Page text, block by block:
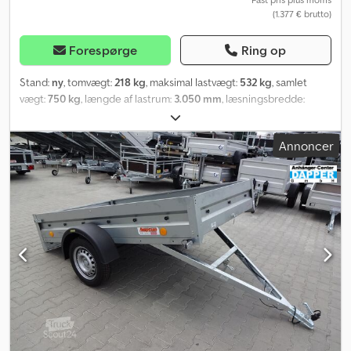
(1.377 € brutto)
Forespørge Ring op
Stand: ny, tomvægt: 218 kg, maksimal lastvægt: 532 kg, samlet
vægt:750 kg , længde af lastrum: 3.050 mm , læsningsbredde:
100 mm
farve:anden, bygningshøjde:900 mm, arbejdsbredde:2.150 mm,
Producent: Neptun, Type: Multitiltrækker GN152, N7-305, multi.
Tilladt totalvægt: 750 kg, nyttelast: 532 kg, egenvægt: 218 kg, kasse
mål: 3050 x 1660 x 100 mm, dæk: 155 70 R13 74N, lastehøjde: 450
mm, vippelastflade. - Høj strukturel styrke takket være fuldsvejset
ramme, koldbøjede sidepaneler i U-profilrammen og 5
tværbjælker. - Vippelastflade gør det lettere at læsse og losse. -
Forstærket trækstang, enkelthjulsaffjedring og
akselkautschukelementer sikrer sikker og stabil kørsel. -
Platformen på 305 multi-modellen har sideplacerede baglygter, så
det transporterede køretøj kan læsses direkte, når platformen
vippes bagud, uden brug af ramper. Platformens kant er kun 4 cm.
Dodovdi Hvepfx Amljkr Følgende muligheder er tilgængelige: - 3-
sidede sidevægge, højde: 20 cm, fremstillet af 1,5 mm plade og
Annoncer